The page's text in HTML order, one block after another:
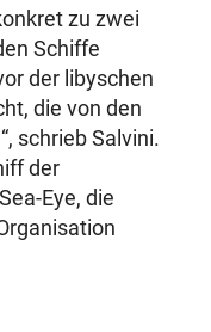
zu zwei
Schiffe
der libyschen
die von den
schrieb Salvini.
der
Eye, die